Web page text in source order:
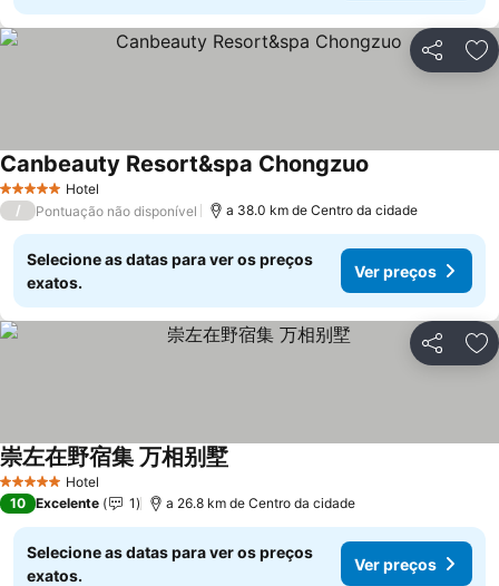
Partilhar
5 Estrelas Hotel
Canbeauty Resort&spa Chongzuo
/ Pontuação não disponível a 38.0 km de Centro da cidade
Selecione as datas para ver os preços
exatos.
Ver preços
Partilhar
5 Estrelas Hotel
崇左在野宿集 万相别墅
10 Excelente 1 a 26.8 km de Centro da cidade
Selecione as datas para ver os preços
exatos.
Ver preços